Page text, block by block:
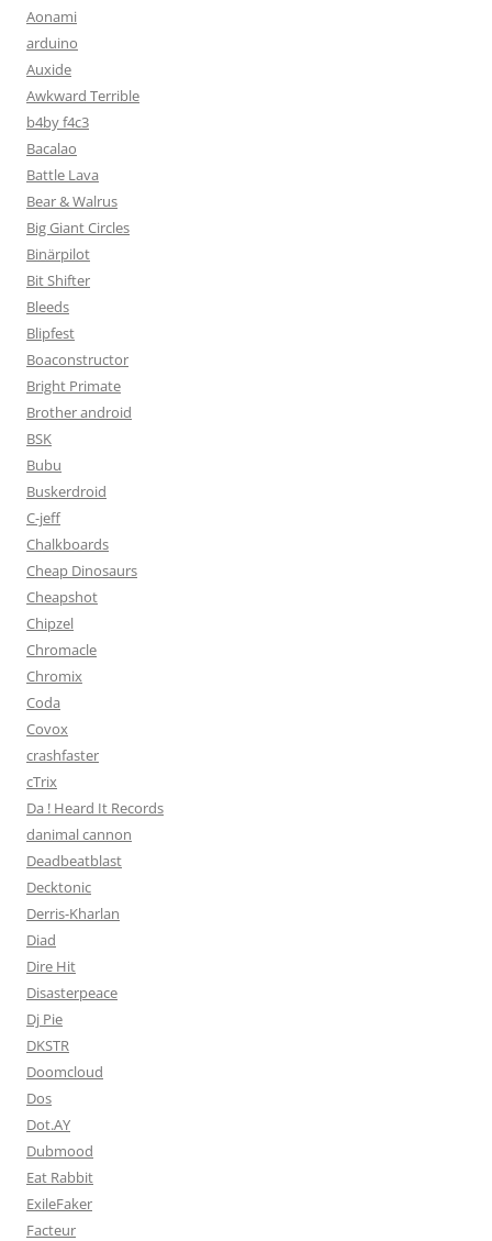
Aonami
arduino
Auxide
Awkward Terrible
b4by f4c3
Bacalao
Battle Lava
Bear & Walrus
Big Giant Circles
Binärpilot
Bit Shifter
Bleeds
Blipfest
Boaconstructor
Bright Primate
Brother android
BSK
Bubu
Buskerdroid
C-jeff
Chalkboards
Cheap Dinosaurs
Cheapshot
Chipzel
Chromacle
Chromix
Coda
Covox
crashfaster
cTrix
Da ! Heard It Records
danimal cannon
Deadbeatblast
Decktonic
Derris-Kharlan
Diad
Dire Hit
Disasterpeace
Dj Pie
DKSTR
Doomcloud
Dos
Dot.AY
Dubmood
Eat Rabbit
ExileFaker
Facteur